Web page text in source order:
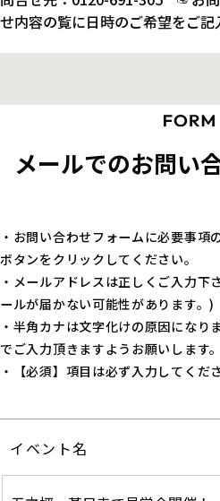
せ内容の覧に日時のご希望をご記
メールでのお問い
・お問い合わせフォームに必要事項
ボタンをクリックしてください。
・メールアドレスは正しくご入力下
ールが届かない可能性があります。)
・半角カナは文字化けの原因になり
でご入力頂きますようお願いします。
・【必須】項目は必ず入力してくださ
イベント名